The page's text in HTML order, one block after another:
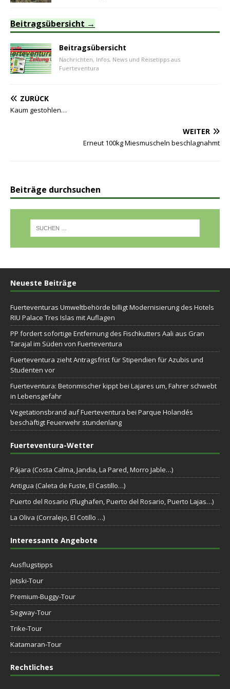
Beitragsübersicht
Beitragsübersicht
Nachrichten, Infos, News und Reisetipps aus
Fuerteventura
ZURÜCK
Kaum gestohlen…
WEITER
Erneut 100kg Miesmuscheln beschlagnahmt
Beiträge durchsuchen
Neueste Beiträge
Fuerteventuras Umweltbehörde billigt Modernisierung des Hotels
RIU Palace Tres Islas mit Auflagen
PP fordert sofortige Entfernung des Fischkutters Aali aus Gran
Tarajal im Süden von Fuerteventura
Fuerteventura zieht Antragsfrist für Stipendien für Azubis und
Studenten vor
Fuerteventura: Betonmischer kippt bei Lajares um, Fahrer schwebt
in Lebensgefahr
Vegetationsbrand auf Fuerteventura bei Parque Holandés
beschäftigt Feuerwehr stundenlang
Fuerteventura-Wetter
Pájara (Costa Calma, Jandia, La Pared, Morro Jable…)
Antigua (Caleta de Fuste, El Castillo…)
Puerto del Rosario (Flughafen, Puerto del Rosario, Puerto Lajas…)
La Oliva (Corralejo, El Cotillo …)
Interessante Angebote
Ausflugstipps
Jetski-Tour
Premium-Buggy-Tour
Segway-Tour
Trike-Tour
Katamaran-Tour
Rechtliches